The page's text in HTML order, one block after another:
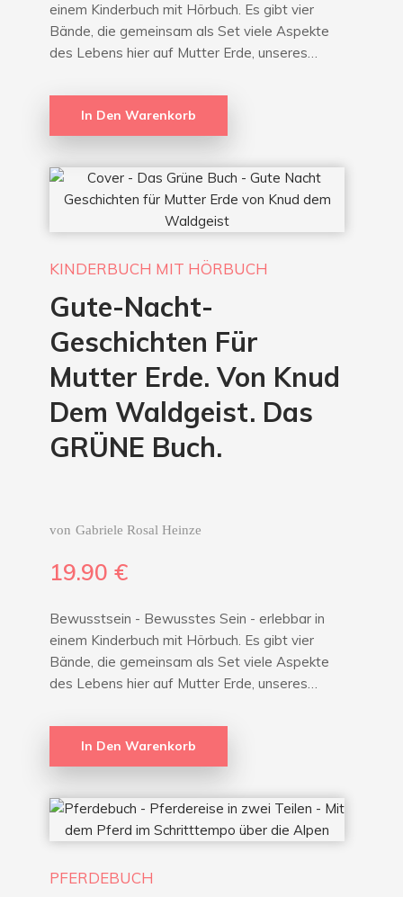
einem Kinderbuch mit Hörbuch. Es gibt vier
Bände, die gemeinsam als Set viele Aspekte
des Lebens hier auf Mutter Erde, unseres…
In Den Warenkorb
KINDERBUCH MIT HÖRBUCH
Gute-Nacht-
Geschichten Für
Mutter Erde. Von Knud
Dem Waldgeist. Das
GRÜNE Buch.
von Gabriele Rosal Heinze
19.90 €
Bewusstsein - Bewusstes Sein - erlebbar in
einem Kinderbuch mit Hörbuch. Es gibt vier
Bände, die gemeinsam als Set viele Aspekte
des Lebens hier auf Mutter Erde, unseres…
In Den Warenkorb
PFERDEBUCH